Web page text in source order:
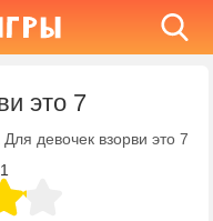
это 7
Для девочек взорви это 7